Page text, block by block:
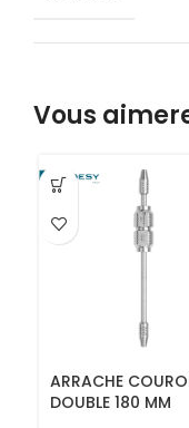
Vous
ARRACHE
DOUBLE 180 MM